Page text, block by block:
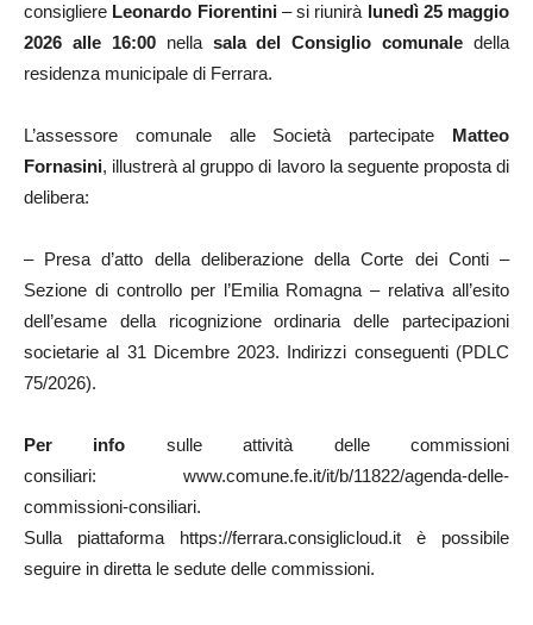
consigliere Leonardo Fiorentini – si riunirà lunedì 25 maggio
2026 alle 16:00nellasala del Consiglio comunale della
residenza municipale di Ferrara.
L’assessore comunale alle Società partecipate Matteo
Fornasini, illustrerà al gruppo di lavoro la seguente proposta di
delibera:
– Presa d’atto della deliberazione della Corte dei Conti –
Sezione di controllo per l’Emilia Romagna – relativa all’esito
dell’esame della ricognizione ordinaria delle partecipazioni
societarie al 31 Dicembre 2023. Indirizzi conseguenti (PDLC
75/2026).
Per info sulle attività delle commissioni
consiliari: www.comune.fe.it/it/b/11822/agenda-delle-
commissioni-consiliari.
Sulla piattaforma https://ferrara.consiglicloud.it è possibile
seguire in diretta le sedute delle commissioni.